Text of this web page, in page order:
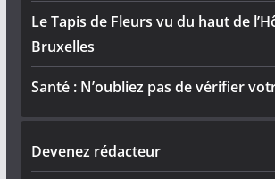
Le Tapis de Fleurs vu du haut de
Bruxelles
Santé : N’oubliez pas de vérifier
Devenez rédacteur